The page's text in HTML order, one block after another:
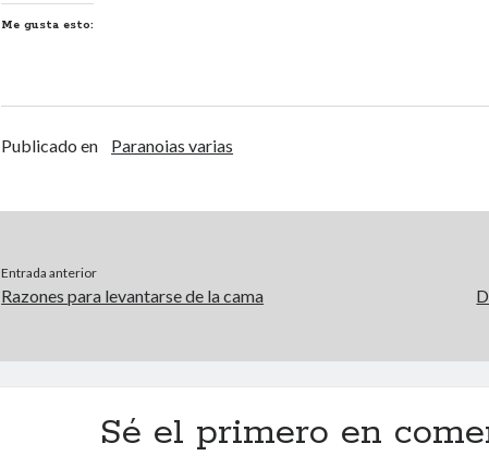
Me gusta esto:
Publicado en Paranoias varias
Entrada anterior
Razones para levantarse de la cama
Sé el primero en